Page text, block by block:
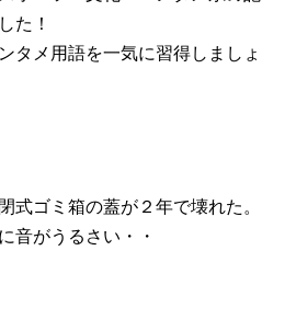
た！
タメ用語を一気に習得しましょ
式ゴミ箱の蓋が２年で壊れた。
音がうるさい・・